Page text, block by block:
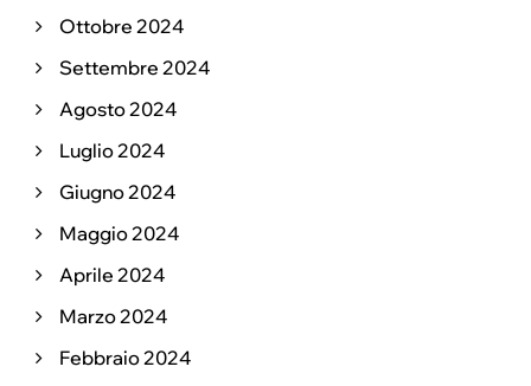
Ottobre 2024
Settembre 2024
Agosto 2024
Luglio 2024
Giugno 2024
Maggio 2024
Aprile 2024
Marzo 2024
Febbraio 2024